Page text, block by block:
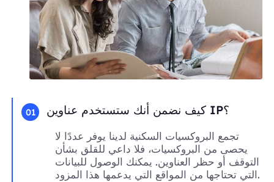
01 كيف نضمن أنك ستستخدم عناوين IP؟
تجمع البروكسيات السكنية لدينا يوفر عددًا لا
يحصى من البروكسيات، فلا داعي للقلق بشأن
التوقف أو حظر العناوين. يمكنك الوصول للبيانات
التي تحتاجها من المواقع التي يدعمها هذا المزود.